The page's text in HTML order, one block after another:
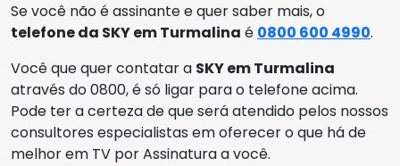
Se você não é assinante e quer saber mais, o
telefone da SKY em Turmalina é 0800 600 4990.
Você que quer contatar a SKY em Turmalina
através do 0800, é só ligar para o telefone acima.
Pode ter a certeza de que será atendido pelos nossos
consultores especialistas em oferecer o que há de
melhor em TV por Assinatura a você.